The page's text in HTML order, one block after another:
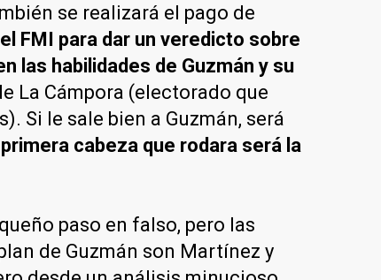
se realizará el pago de
FMI para dar un veredicto sobre
las habilidades de Guzmán y su
La Cámpora (electorado que
Si le sale bien a Guzmán, será
cabeza que rodara será la
paso en falso, pero las
de Guzmán son Martínez y